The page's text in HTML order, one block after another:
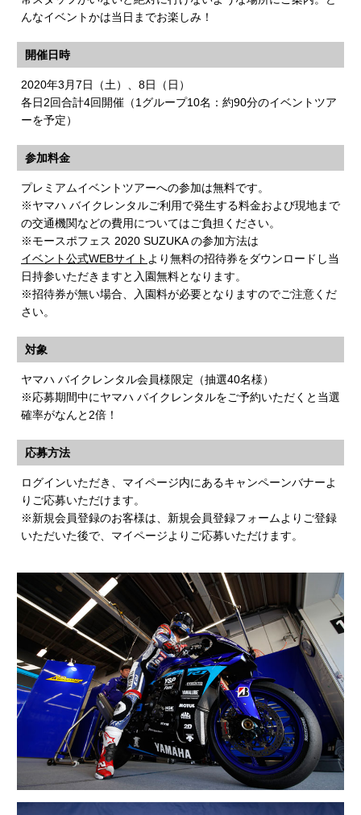
んなイベントかは当日までお楽しみ！
開催日時
2020年3月7日（土）、8日（日）
各日2回合計4回開催（1グループ10名：約90分のイベントツア
ーを予定）
参加料金
プレミアムイベントツアーへの参加は無料です。
※ヤマハ バイクレンタルご利用で発生する料金および現地まで
の交通機関などの費用についてはご負担ください。
※モースポフェス 2020 SUZUKA の参加方法は
イベント公式WEBサイト より無料の招待券をダウンロードし当
日持参いただきますと入園無料となります。
※招待券が無い場合、入園料が必要となりますのでご注意くだ
さい。
対象
ヤマハ バイクレンタル会員様限定（抽選40名様）
※応募期間中にヤマハ バイクレンタルをご予約いただくと当選
確率がなんと2倍！
応募方法
ログインいただき、マイページ内にあるキャンペーンバナーよ
りご応募いただけます。
※新規会員登録のお客様は、新規会員登録フォームよりご登録
いただいた後で、マイページよりご応募いただけます。